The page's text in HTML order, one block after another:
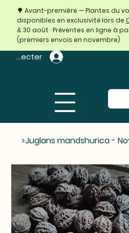
connecter
🌳 Avant-première — Plantes du
disponibles en exclusivité lors de
& 30 août · Préventes en ligne à
(premiers envois en novembre)
>Juglans mandshurica -